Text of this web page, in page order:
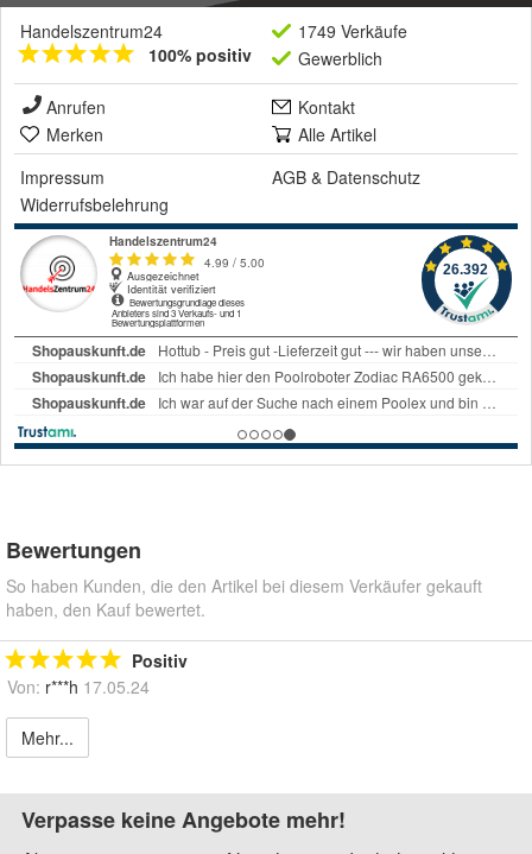
Handelszentrum24
100% positiv
1749 Verkäufe
Gewerblich
Anrufen
Kontakt
Merken
Alle Artikel
Impressum
AGB & Datenschutz
Widerrufsbelehrung
Bewertungen
So haben Kunden, die den Artikel bei diesem Verkäufer gekauft
haben, den Kauf bewertet.
Positiv
Von: r***h 17.05.24
Mehr...
Verpasse keine Angebote mehr!